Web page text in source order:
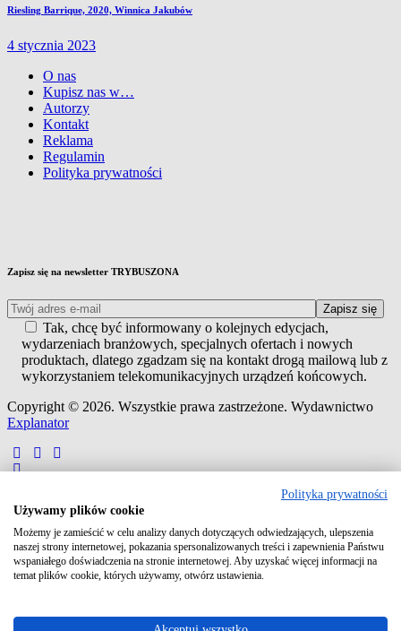
Riesling Barrique, 2020, Winnica Jakubów
4 stycznia 2023
O nas
Kupisz nas w…
Autorzy
Kontakt
Reklama
Regulamin
Polityka prywatności
Zapisz się na newsletter TRYBUSZONA
Tak, chcę być informowany o kolejnych edycjach,
wydarzeniach branżowych, specjalnych ofertach i nowych
produktach, dlatego zgadzam się na kontakt drogą mailową lub z
wykorzystaniem telekomunikacyjnych urządzeń końcowych.
Copyright © 2026. Wszystkie prawa zastrzeżone. Wydawnictwo
Explanator
Adres e-mail lub login
Polityka prywatności
Używamy plików cookie
Możemy je zamieścić w celu analizy danych dotyczących odwiedzających, ulepszenia
naszej strony internetowej, pokazania spersonalizowanych treści i zapewnienia Państwu
wspaniałego doświadczenia na stronie internetowej. Aby uzyskać więcej informacji na
temat plików cookie, których używamy, otwórz ustawienia.